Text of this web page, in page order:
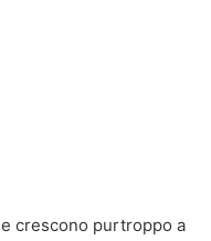
e crescono purtroppo a